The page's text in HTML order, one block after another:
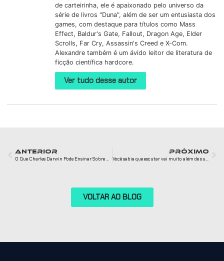
de carteirinha, ele é apaixonado pelo universo da
série de livros "Duna", além de ser um entusiasta dos
games, com destaque para títulos como Mass
Effect, Baldur's Gate, Fallout, Dragon Age, Elder
Scrolls, Far Cry, Assassin's Creed e X-Com.
Alexandre também é um ávido leitor de literatura de
ficção científica hardcore.
Ver tudo desse autor
ANTERIOR
O Que Charles Darwin Pode Ensinar Sobre Evolução Criativa e Empreendedorismo
PRÓXIMO
Você sabia que escutar vai muito além de ouvir?
VOLTAR AO BLOG